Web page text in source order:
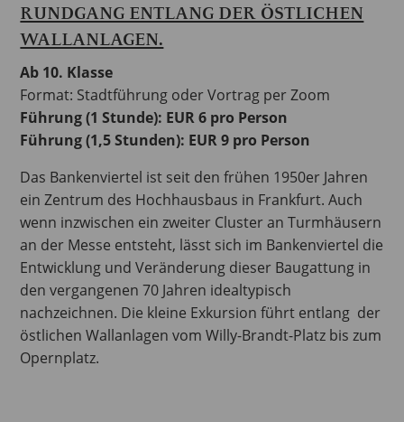
RUNDGANG ENTLANG DER ÖSTLICHEN
WALLANLAGEN.
Ab 10. Klasse
Format: Stadtführung oder Vortrag per Zoom
Führung (1 Stunde): EUR 6 pro Person
Führung (1,5 Stunden): EUR 9 pro Person
Das Bankenviertel ist seit den frühen 1950er Jahren
ein Zentrum des Hochhausbaus in Frankfurt. Auch
wenn inzwischen ein zweiter Cluster an Turmhäusern
an der Messe entsteht, lässt sich im Bankenviertel die
Entwicklung und Veränderung dieser Baugattung in
den vergangenen 70 Jahren idealtypisch
nachzeichnen. Die kleine Exkursion führt entlang der
östlichen Wallanlagen vom Willy-Brandt-Platz bis zum
Opernplatz.